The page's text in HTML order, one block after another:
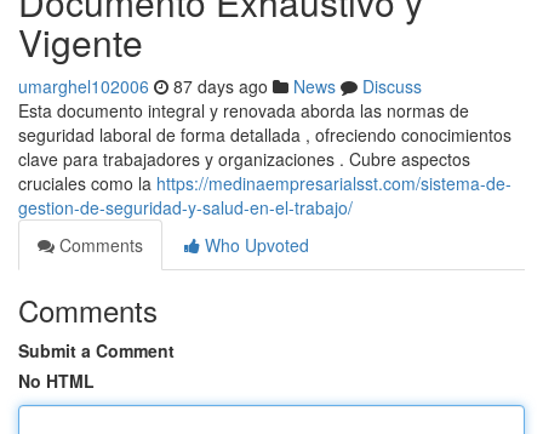
Vigente
umarghel102006 87 days ago News
Discuss
Esta documento integral y renovada aborda las normas de
seguridad laboral de forma detallada , ofreciendo conocimientos
clave para trabajadores y organizaciones . Cubre aspectos
cruciales como la https://medinaempresarialsst.com/sistema-de-
gestion-de-seguridad-y-salud-en-el-trabajo/
Comments
Who Upvoted
Comments
Submit a Comment
No HTML